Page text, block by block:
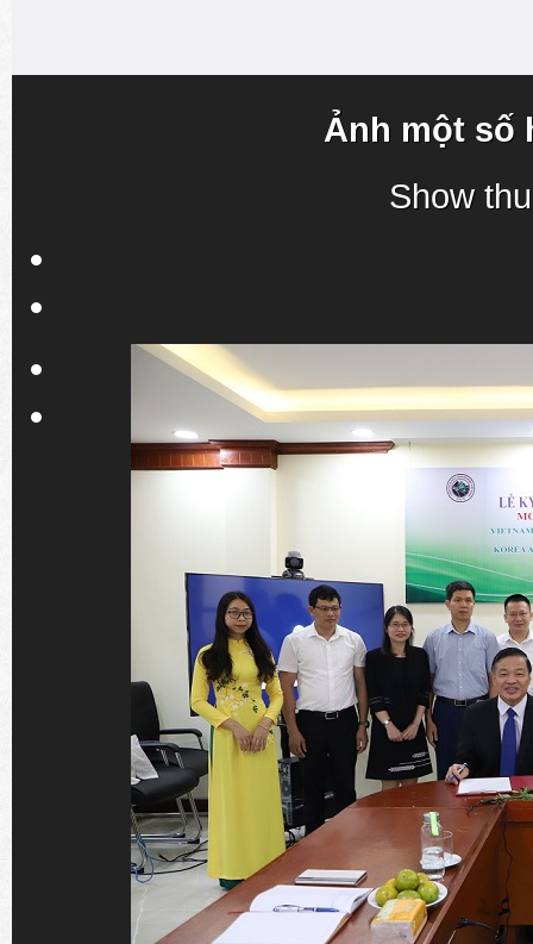
Ảnh một số
Show